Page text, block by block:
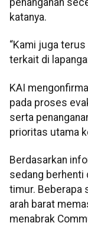
penanganan
katanya.
“Kami juga
terkait di
KAI
pada proses
serta
prioritas utama
Berdasarkan
sedang berhenti
timur. Beberapa
arah barat
menabrak